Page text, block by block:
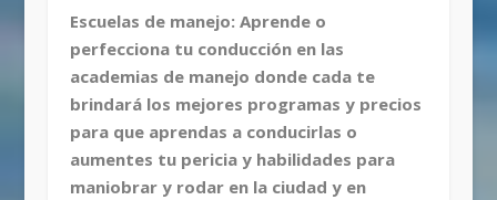
Escuelas de manejo: Aprende o
perfecciona tu conducción en las
academias de manejo donde cada te
brindará los mejores programas y precios
para que aprendas a conducirlas o
aumentes tu pericia y habilidades para
maniobrar y rodar en la ciudad y en